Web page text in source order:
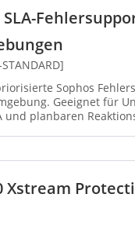
SLA-
Sophos
Geeignet für
und planbaren
Xstream